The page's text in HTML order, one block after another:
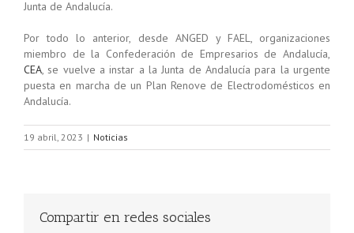
Junta de Andalucía.
Por todo lo anterior, desde ANGED y FAEL, organizaciones
miembro de la Confederación de Empresarios de Andalucía,
CEA, se vuelve a instar a la Junta de Andalucía para la urgente
puesta en marcha de un Plan Renove de Electrodomésticos en
Andalucía.
19 abril, 2023 | Noticias
Compartir en redes sociales